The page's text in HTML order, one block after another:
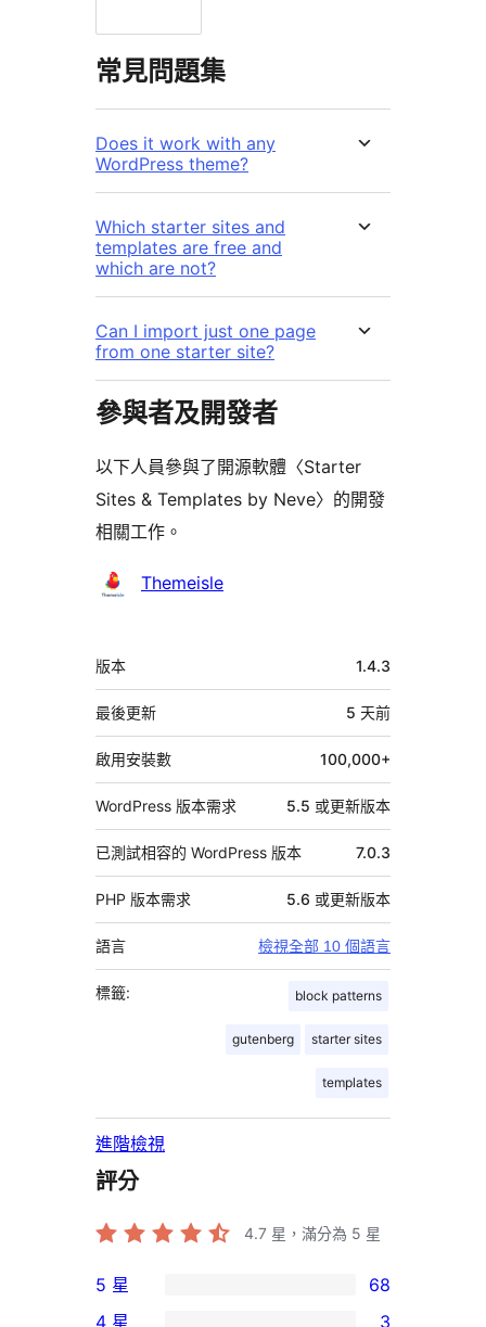
常見問題集
Does it work with any
WordPress theme?
Which starter sites and
templates are free and
which are not?
Can I import just one page
from one starter site?
參與者及開發者
以下人員參與了開源軟體〈Starter
Sites & Templates by Neve〉的開發
相關工作。
參
Themeisle
中
繼
資
料
版本 1.4.3
最後更新 5 天前
啟用安裝數 100,000+
WordPress 版本需求 5.5 或更新版本
已測試相容的 WordPress 版本 7.0.3
PHP 版本需求 5.6 或更新版本
語言 檢視全部 10 個語言
標籤: block patterns
gutenberg starter sites
templates
進階檢視
評分
4.7 星，滿分為 5 星
68
5 星 68
4 星 3